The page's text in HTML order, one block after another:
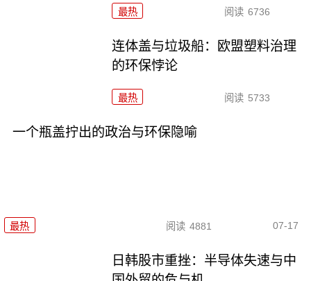
最热 阅读 6736
连体盖与垃圾船：欧盟塑料治理
的环保悖论
最热 阅读 5733
一个瓶盖拧出的政治与环保隐喻
最热 阅读 4881 07-17
日韩股市重挫：半导体失速与中